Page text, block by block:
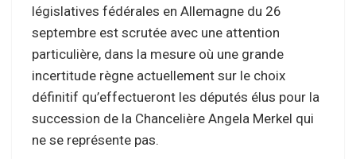
législatives fédérales en Allemagne du 26
septembre est scrutée avec une attention
particulière, dans la mesure où une grande
incertitude règne actuellement sur le choix
définitif qu’effectueront les députés élus pour la
succession de la Chancelière Angela Merkel qui
ne se représente pas.